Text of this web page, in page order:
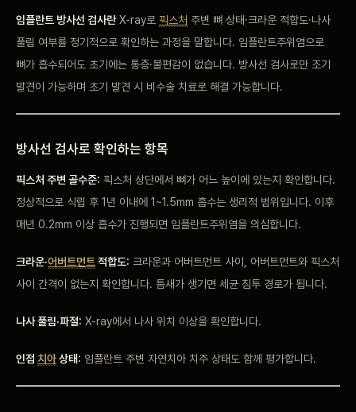
임플란트 방사선 검사란X-ray로 픽스처 주변 뼈 상태·크라운 적합도·나사
풀림 여부를 정기적으로 확인하는 과정을 말합니다. 임플란트주위염으로
뼈가 흡수되어도 초기에는 통증·불편감이 없습니다. 방사선 검사로만 조기
발견이 가능하며 초기 발견 시 비수술 치료로 해결 가능합니다.
방사선 검사로 확인하는 항목
픽스처 주변 골수준: 픽스처 상단에서 뼈가 어느 높이에 있는지 확인합니다.
정상적으로 식립 후 1년 이내에 1~1.5mm 흡수는 생리적 범위입니다. 이후
매년 0.2mm 이상 흡수가 진행되면 임플란트주위염을 의심합니다.
크라운·어버트먼트적합도: 크라운과 어버트먼트 사이, 어버트먼트와 픽스처
사이 간격이 없는지 확인합니다. 틈새가 생기면 세균 침투 경로가 됩니다.
나사 풀림·파절: X-ray에서 나사 위치 이상을 확인합니다.
인접 치아상태: 임플란트 주변 자연치아 치주 상태도 함께 평가합니다.